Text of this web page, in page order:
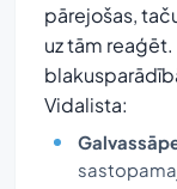
pārejošas,
uz tām
Vidalista: